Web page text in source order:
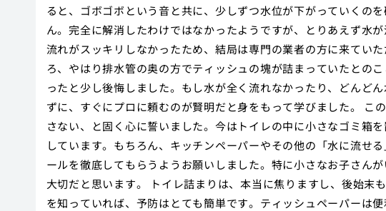
ると、ゴボゴボという音と共に、少しずつ水位が下がっていくの
ん。完全に解消したわけではなかったようですが、とりあえず水
流れがスッキリしなかったため、結局は専門の業者の方に来てい
ろ、やはり排水管の奥の方でティッシュの塊が詰まっていたとの
ったと少し後悔しました。もし水が全く流れなかったり、どんど
ずに、すぐにプロに頼むのが賢明だと身をもって学びました。 こ
さない、と固く心に誓いました。今はトイレの中に小さなゴミ箱
しています。もちろん、キッチンペーパーやその他の「水に流せ
ールを徹底してもらうようお願いしました。特に小さなお子さん
大切だと思います。 トイレ詰まりは、本当に焦りますし、後始末
を知っていれば、予防はとても簡単です。ティッシュペーパーは